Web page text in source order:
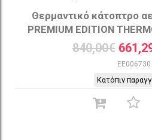
Θερμαντικό κάτοπτρο
PREMIUM EDITION
840,00€
EE006730
Κατόπιν